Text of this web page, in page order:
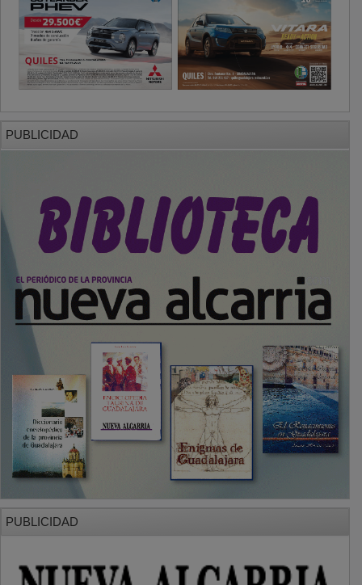
PUBLICIDAD
PUBLICIDAD